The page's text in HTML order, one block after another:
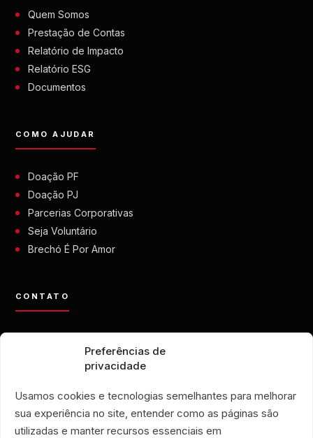
Preferências de
privacidade
Usamos cookies e tecnologias semelhantes para melhorar
sua experiência no site, entender como as páginas são
utilizadas e manter recursos essenciais em
Quem Somos
Prestação de Contas
Relatório de Impacto
Relatório ESG
Documentos
COMO AJUDAR
Doação PF
Doação PJ
Parcerias Corporativas
Seja Voluntário
Brechó É Por Amor
CONTATO
+55 21 99028-9090
ONG É POR AMOR
Manguinhos • Rio de Janeiro
BRECHÓ É POR AMOR